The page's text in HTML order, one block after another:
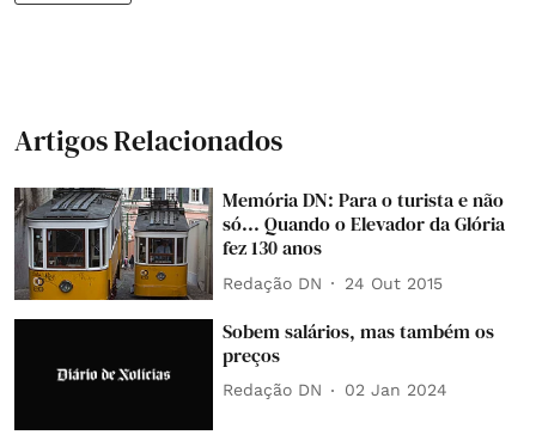
Artigos Relacionados
Memória DN: Para o turista e não
só... Quando o Elevador da Glória
fez 130 anos
Redação DN 24 Out 2015
Sobem salários, mas também os
preços
Redação DN 02 Jan 2024